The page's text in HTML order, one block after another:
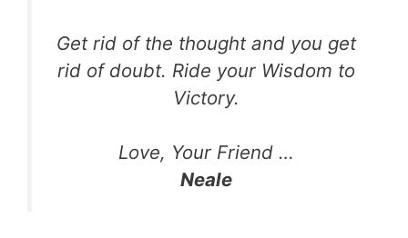
Get rid of the thought and you get
rid of doubt. Ride your Wisdom to
Victory.
Love, Your Friend …
Neale